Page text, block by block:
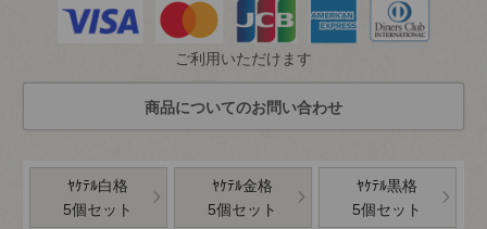
ご利用いただけます
ﾔｹﾃﾙ白格
5個セット
ﾔｹﾃﾙ金格
5個セット
ﾔｹﾃﾙ黒格
5個セット